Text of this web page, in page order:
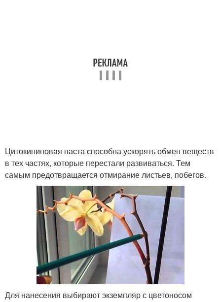
Цитокининовая паста способна ускорять обмен веществ
в тех частях, которые перестали развиваться. Тем
самым предотвращается отмирание листьев, побегов.
Для нанесения выбирают экземпляр с цветоносом